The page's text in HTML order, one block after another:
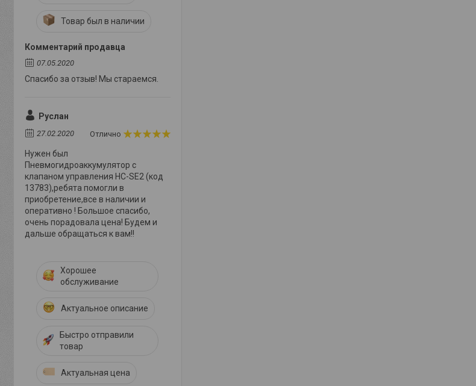
Товар был в наличии
Комментарий продавца
07.05.2020
Спасибо за отзыв! Мы стараемся.
Руслан
27.02.2020 Отлично
Нужен был
Пневмогидроаккумулятор с
клапаном управления HC-SE2 (код
13783),ребята помогли в
приобретение,все в наличии и
оперативно ! Большое спасибо,
очень порадовала цена! Будем и
дальше обращаться к вам!!
Хорошее
обслуживание
Актуальное описание
Быстро отправили
товар
Актуальная цена